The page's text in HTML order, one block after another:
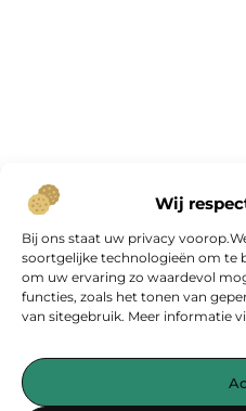
Wij
Bij ons staat uw privacy
soortgelijke technologieën om te
om uw ervaring zo waardevol
functies, zoals het tonen van
van sitegebruik. Meer informatie